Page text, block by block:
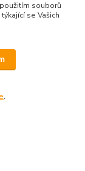
souborů
se Vašich
.